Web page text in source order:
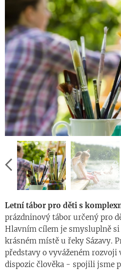
Letní tábor pro děti s
prázdninový tábor určený pro
Hlavním cílem je smysluplně
krásném místě u řeky Sázavy.
představy o vyváženém rozvoji
dispozic člověka - spojili jsme